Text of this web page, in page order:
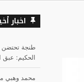
اخبار
طنجة تحتضن
الحكيم: عبق
محمد وهبي